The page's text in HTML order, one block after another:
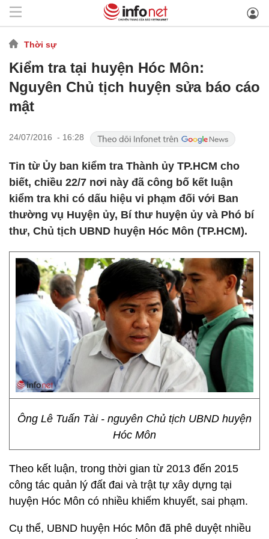
Thời sự
Kiểm tra tại huyện Hóc Môn:
Nguyên Chủ tịch huyện sửa báo cáo
mật
24/07/2016 - 16:28
Tin từ Ủy ban kiểm tra Thành ủy TP.HCM cho
biết, chiều 22/7 nơi này đã công bố kết luận
kiểm tra khi có dấu hiệu vi phạm đối với Ban
thường vụ Huyện ủy, Bí thư huyện ủy và Phó bí
thư, Chủ tịch UBND huyện Hóc Môn (TP.HCM).
Ông Lê Tuấn Tài - nguyên Chủ tịch UBND huyện
Hóc Môn
Theo kết luận, trong thời gian từ 2013 đến 2015
công tác quản lý đất đai và trật tự xây dựng tại
huyện Hóc Môn có nhiều khiếm khuyết, sai phạm.
Cụ thể, UBND huyện Hóc Môn đã phê duyệt nhiều